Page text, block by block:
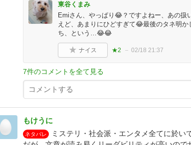
東谷くまみ
Emiさん、やっぱり😂？ですよねー、あの
えど、あまりにひどすぎて😂最後のタネ明
ち、という…😂😂
ナイス ★2 02/18 21:37
7件のコメントを全て見る
もけうに
ネタバレ
ミステリ・社会派・エンタメ全てに於